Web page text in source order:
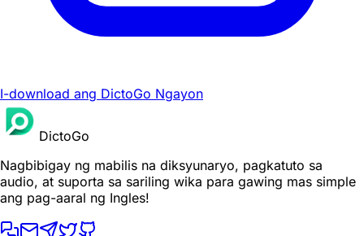
I-download ang DictoGo Ngayon
DictoGo
Nagbibigay ng mabilis na diksyunaryo, pagkatuto sa
audio, at suporta sa sariling wika para gawing mas simple
ang pag-aaral ng Ingles!